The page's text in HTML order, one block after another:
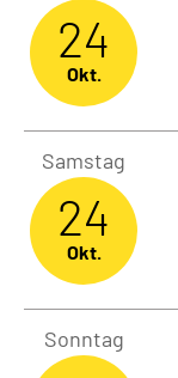
24
Okt.
Samstag
24
Okt.
Sonntag